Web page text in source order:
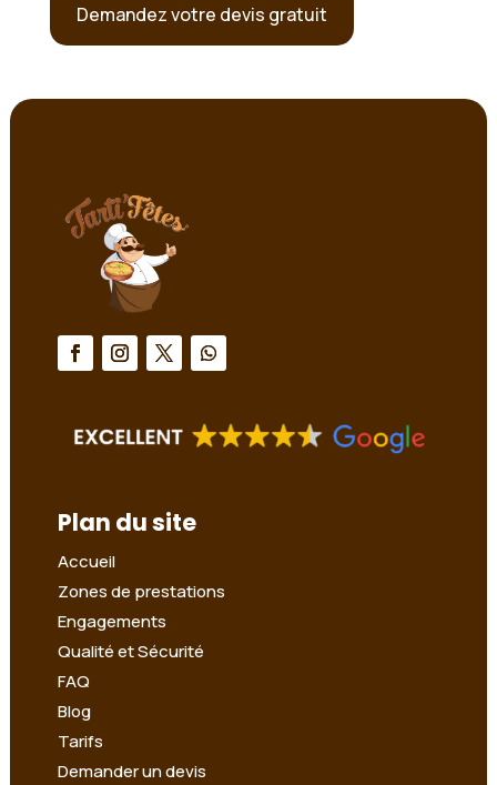
Demandez votre devis gratuit
Plan du site
Accueil
Zones de prestations
Engagements
Qualité et Sécurité
FAQ
Blog
Tarifs
Demander un devis